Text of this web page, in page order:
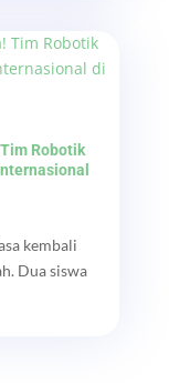
Robotik
kembali
Dua siswa